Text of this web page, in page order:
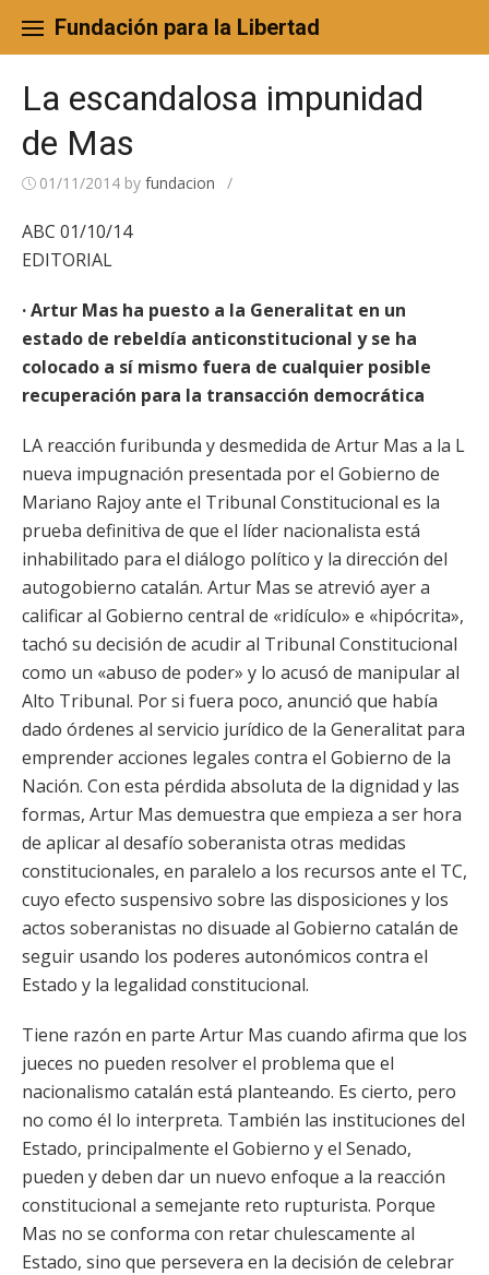
content
Fundación para la Libertad
La escandalosa impunidad
de Mas
01/11/2014 by fundacion /
ABC 01/10/14
EDITORIAL
· Artur Mas ha puesto a la Generalitat en un
estado de rebeldía anticonstitucional y se ha
colocado a sí mismo fuera de cualquier posible
recuperación para la transacción democrática
LA reacción furibunda y desmedida de Artur Mas a la L
nueva impugnación presentada por el Gobierno de
Mariano Rajoy ante el Tribunal Constitucional es la
prueba definitiva de que el líder nacionalista está
inhabilitado para el diálogo político y la dirección del
autogobierno catalán. Artur Mas se atrevió ayer a
calificar al Gobierno central de «ridículo» e «hipócrita»,
tachó su decisión de acudir al Tribunal Constitucional
como un «abuso de poder» y lo acusó de manipular al
Alto Tribunal. Por si fuera poco, anunció que había
dado órdenes al servicio jurídico de la Generalitat para
emprender acciones legales contra el Gobierno de la
Nación. Con esta pérdida absoluta de la dignidad y las
formas, Artur Mas demuestra que empieza a ser hora
de aplicar al desafío soberanista otras medidas
constitucionales, en paralelo a los recursos ante el TC,
cuyo efecto suspensivo sobre las disposiciones y los
actos soberanistas no disuade al Gobierno catalán de
seguir usando los poderes autonómicos contra el
Estado y la legalidad constitucional.
Tiene razón en parte Artur Mas cuando afirma que los
jueces no pueden resolver el problema que el
nacionalismo catalán está planteando. Es cierto, pero
no como él lo interpreta. También las instituciones del
Estado, principalmente el Gobierno y el Senado,
pueden y deben dar un nuevo enfoque a la reacción
constitucional a semejante reto rupturista. Porque
Mas no se conforma con retar chulescamente al
Estado, sino que persevera en la decisión de celebrar